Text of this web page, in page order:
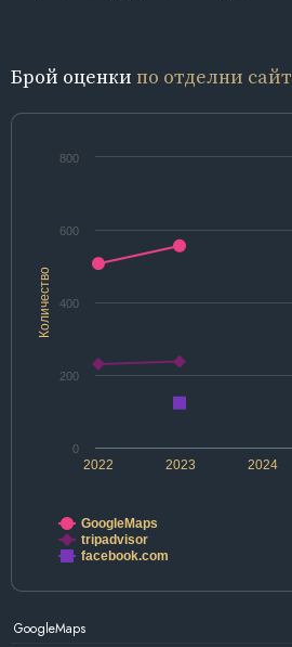
Брой оценки по отделни
Количество
2022 2024
2023
0
200
400
600
800
GoogleMaps
tripadvisor
facebook.com
GoogleMaps